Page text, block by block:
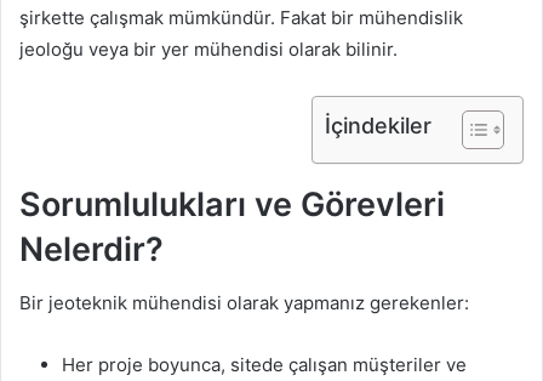
şirkette çalışmak mümkündür. Fakat bir mühendislik
jeoloğu veya bir yer mühendisi olarak bilinir.
İçindekiler
Sorumlulukları ve Görevleri
Nelerdir?
Bir jeoteknik mühendisi olarak yapmanız gerekenler:
Her proje boyunca, sitede çalışan müşteriler ve